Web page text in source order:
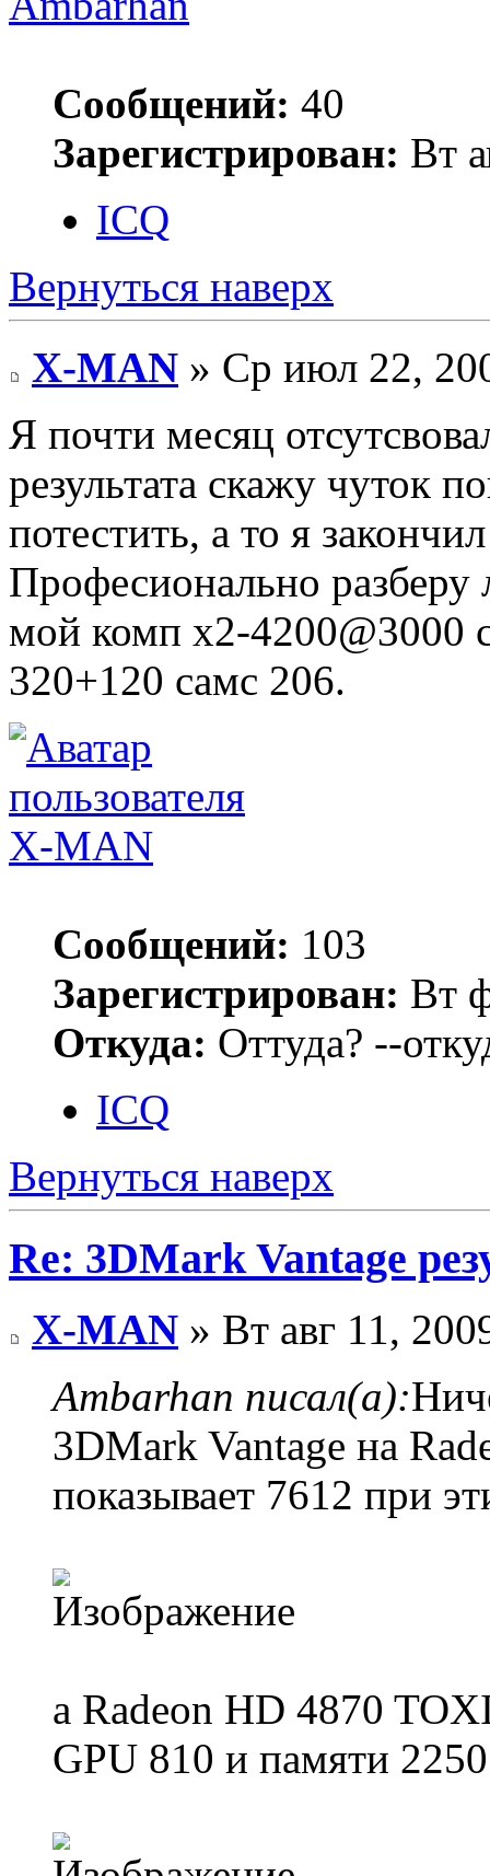
Сообщений: 40
Зарегистрирован: Вт
ICQ
Вернуться наверх
X-MAN » Ср июл 22,
Я почти месяц
результата скажу чуток
потестить, а то я
Професионально
мой комп х2-4200@3000
320+120 самс 206.
X-MAN
Сообщений: 103
Зарегистрирован: Вт
Откуда: Оттуда? --
ICQ
Вернуться наверх
Re: 3DMark Vantage
X-MAN » Вт авг 11,
Ambarhan писал(а):
3DMark Vantage на
показывает 7612 при
а Radeon HD 4870
GPU 810 и памяти 2250